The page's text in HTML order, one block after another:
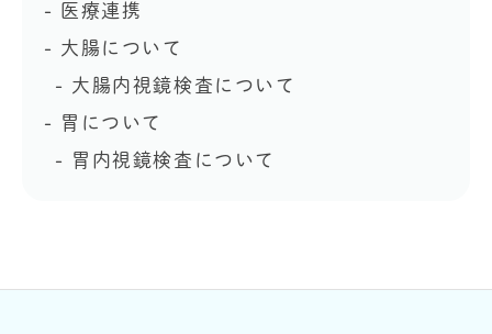
医療連携
大腸について
大腸内視鏡検査について
胃について
胃内視鏡検査について